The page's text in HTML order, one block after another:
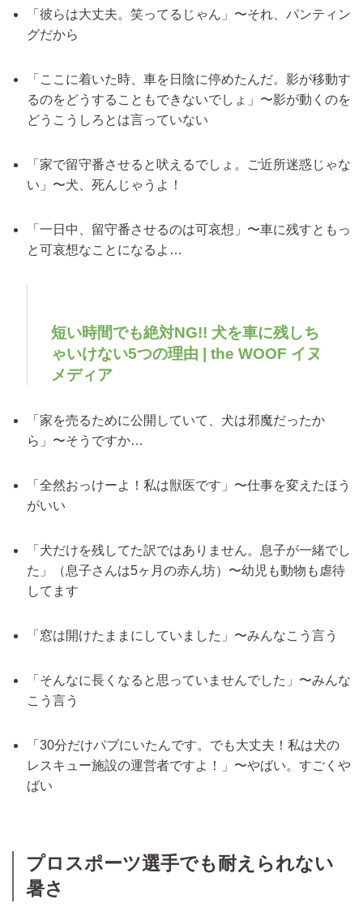
「彼らは大丈夫。笑ってるじゃん」〜それ、パンティン
グだから
「ここに着いた時、車を日陰に停めたんだ。影が移動す
るのをどうすることもできないでしょ」〜影が動くのを
どうこうしろとは言っていない
「家で留守番させると吠えるでしょ。ご近所迷惑じゃな
い」〜犬、死んじゃうよ！
「一日中、留守番させるのは可哀想」〜車に残すともっ
と可哀想なことになるよ…
短い時間でも絶対NG!! 犬を車に残しち
ゃいけない5つの理由 | the WOOF イヌ
メディア
「家を売るために公開していて、犬は邪魔だったか
ら」〜そうですか…
「全然おっけーよ！私は獣医です」〜仕事を変えたほう
がいい
「犬だけを残してた訳ではありません。息子が一緒でし
た」（息子さんは5ヶ月の赤ん坊）〜幼児も動物も虐待
してます
「窓は開けたままにしていました」〜みんなこう言う
「そんなに長くなると思っていませんでした」〜みんな
こう言う
「30分だけパブにいたんです。でも大丈夫！私は犬の
レスキュー施設の運営者ですよ！」〜やばい。すごくや
ばい
プロスポーツ選手でも耐えられない
暑さ